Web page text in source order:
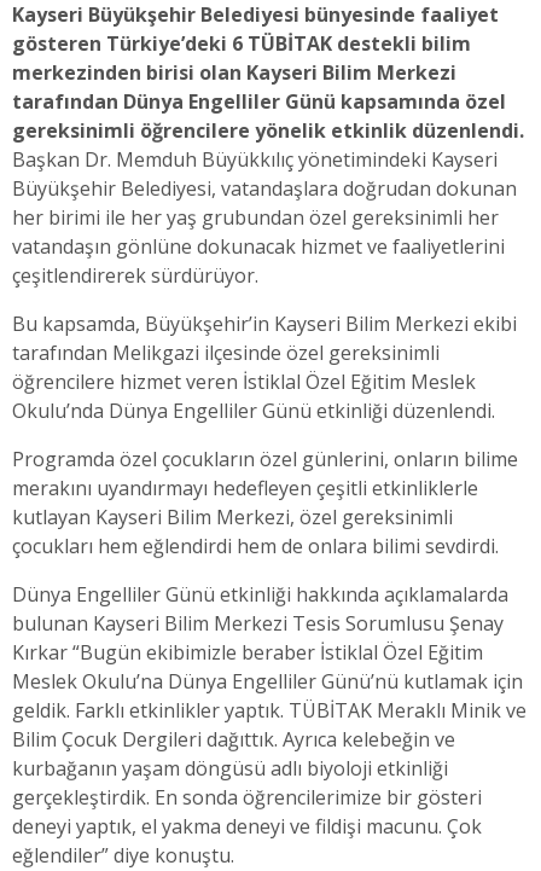
Kayseri Büyükşehir Belediyesi bünyesinde faaliyet
gösteren Türkiye’deki 6 TÜBİTAK destekli bilim
merkezinden birisi olan Kayseri Bilim Merkezi
tarafından Dünya Engelliler Günü kapsamında özel
gereksinimli öğrencilere yönelik etkinlik düzenlendi.
Başkan Dr. Memduh Büyükkılıç yönetimindeki Kayseri
Büyükşehir Belediyesi, vatandaşlara doğrudan dokunan
her birimi ile her yaş grubundan özel gereksinimli her
vatandaşın gönlüne dokunacak hizmet ve faaliyetlerini
çeşitlendirerek sürdürüyor.
Bu kapsamda, Büyükşehir’in Kayseri Bilim Merkezi ekibi
tarafından Melikgazi ilçesinde özel gereksinimli
öğrencilere hizmet veren İstiklal Özel Eğitim Meslek
Okulu’nda Dünya Engelliler Günü etkinliği düzenlendi.
Programda özel çocukların özel günlerini, onların bilime
merakını uyandırmayı hedefleyen çeşitli etkinliklerle
kutlayan Kayseri Bilim Merkezi, özel gereksinimli
çocukları hem eğlendirdi hem de onlara bilimi sevdirdi.
Dünya Engelliler Günü etkinliği hakkında açıklamalarda
bulunan Kayseri Bilim Merkezi Tesis Sorumlusu Şenay
Kırkar “Bugün ekibimizle beraber İstiklal Özel Eğitim
Meslek Okulu’na Dünya Engelliler Günü’nü kutlamak için
geldik. Farklı etkinlikler yaptık. TÜBİTAK Meraklı Minik ve
Bilim Çocuk Dergileri dağıttık. Ayrıca kelebeğin ve
kurbağanın yaşam döngüsü adlı biyoloji etkinliği
gerçekleştirdik. En sonda öğrencilerimize bir gösteri
deneyi yaptık, el yakma deneyi ve fildişi macunu. Çok
eğlendiler” diye konuştu.